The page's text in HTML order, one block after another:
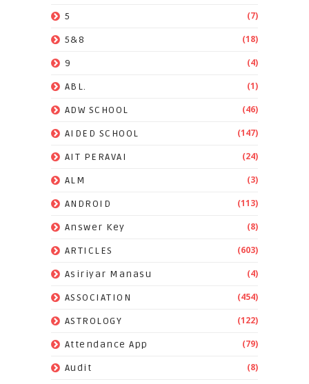
5 (7)
5&8 (18)
9 (4)
ABL. (1)
ADW SCHOOL (46)
AIDED SCHOOL (147)
AIT PERAVAI (24)
ALM (3)
ANDROID (113)
Answer Key (8)
ARTICLES (603)
Asiriyar Manasu (4)
ASSOCIATION (454)
ASTROLOGY (122)
Attendance App (79)
Audit (8)